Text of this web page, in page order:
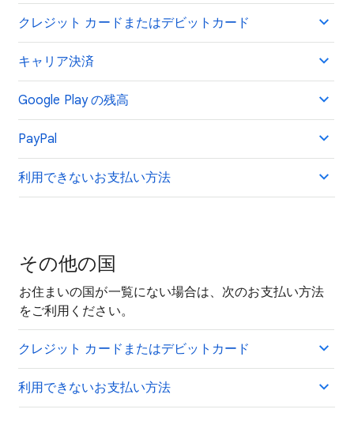
クレジット カードまたはデビットカード
キャリア決済
Google Play の残高
PayPal
利用できないお支払い方法
その他の国
お住まいの国が一覧にない場合は、次のお支払い方法
をご利用ください。
クレジット カードまたはデビットカード
利用できないお支払い方法